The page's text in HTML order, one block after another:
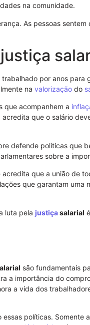
na comunidade.
As pessoas sentem
trabalhado por anos para
na valorização do
que acompanhem a
que o salário
defende políticas que
sobre a
que a união de
que garantam uma
luta pela justiçasalarial
são fundamentais
a importância do
a vida dos
políticas. Somente